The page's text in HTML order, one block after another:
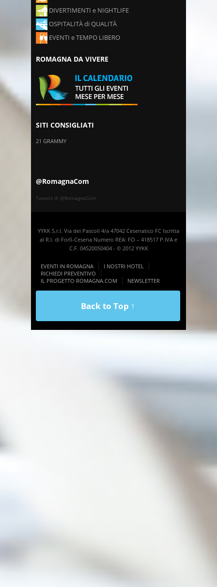
DIVERTIMENTI e NIGHTLIFE
OSPITALITÀ di QUALITÀ
EVENTI e TEMPO LIBERO
ROMAGNA DA VIVERE
SITI CONSIGLIATI
21 GRAMMY
@RomagnaCom
Tweets di @RomagnaCom
YYKK S.r.l. Via dei Pascoli 4/a 47042 Cesenatico FC Iscritta
al R.I. di Forlì-Cesena Numero REA: FO – 418517 P.IVA e
C.F. 04520050404 - © 2012 YYKK
EVENTI IN ROMAGNA
I NOSTRI HOTEL
RICHIEDI PREVENTIVO
IL PROGETTO ROMAGNA.COM
NEWSLETTER
Back to Top ↑